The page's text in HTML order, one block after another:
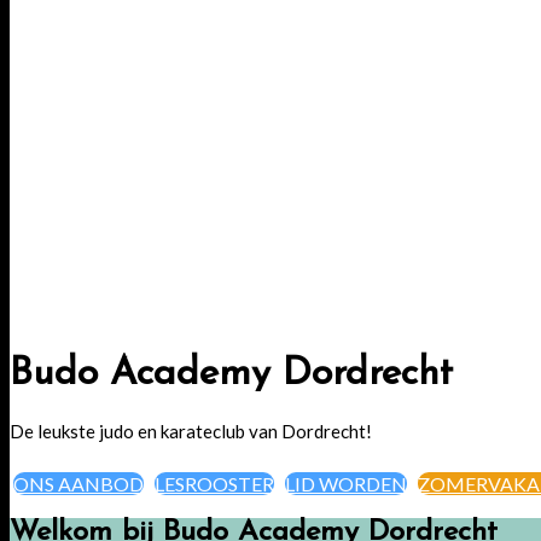
Budo Academy Dordrecht
De leukste judo en karateclub van Dordrecht!
ONS AANBOD LESROOSTER LID WORDEN
Welkom bij Budo Academy Dordrecht